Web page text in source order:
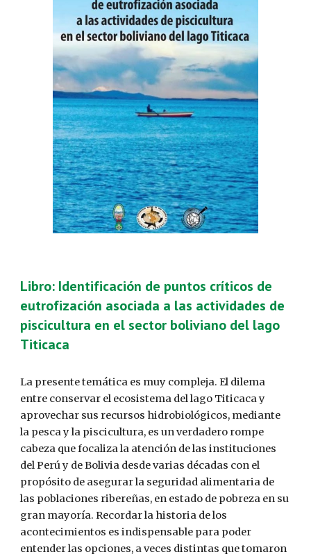
Libro: Identificación de puntos críticos de
eutrofización asociada a las actividades de
piscicultura en el sector boliviano del lago
Titicaca
La presente temática es muy compleja. El dilema
entre conservar el ecosistema del lago Titicaca y
aprovechar sus recursos hidrobiológicos, mediante
la pesca y la piscicultura, es un verdadero rompe
cabeza que focaliza la atención de las instituciones
del Perú y de Bolivia desde varias décadas con el
propósito de asegurar la seguridad alimentaria de
las poblaciones ribereñas, en estado de pobreza en su
gran mayoría. Recordar la historia de los
acontecimientos es indispensable para poder
entender las opciones, a veces distintas que tomaron